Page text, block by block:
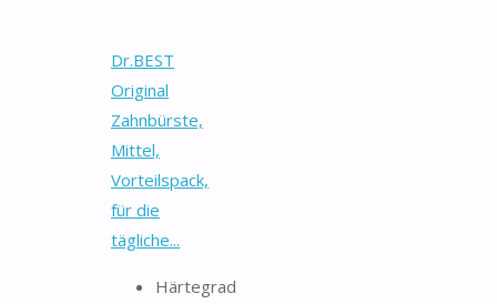
Dr.BEST
Original
Zahnbürste,
Mittel,
Vorteilspack,
für die
tägliche...
Härtegrad